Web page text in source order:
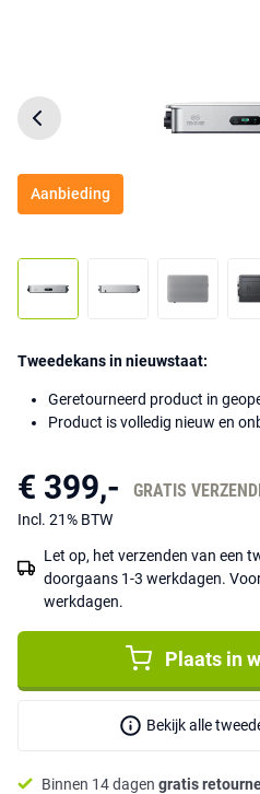
Aanbieding
Tweedekans in nieuwstaat:
Geretourneerd product in
Product is volledig nieuw en
€ 399,- GRATIS
Incl. 21% BTW
Let op, het verzenden van een
doorgaans 1-3 werkdagen.
werkdagen.
Plaats in
Bekijk alle
Binnen 14 dagen gratis